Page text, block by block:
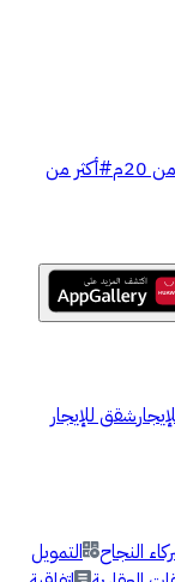
20م #أكثر من
شقق للإيجار
النجاح التمويل